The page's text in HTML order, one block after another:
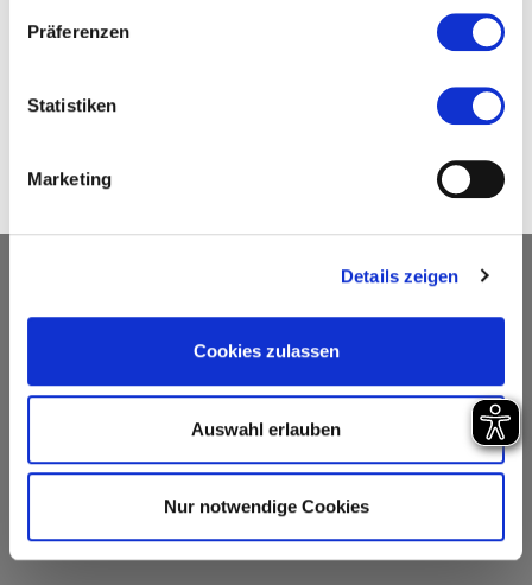
Präferenzen
Statistiken
Marketing
Details zeigen
Cookies zulassen
Auswahl erlauben
Nur notwendige Cookies